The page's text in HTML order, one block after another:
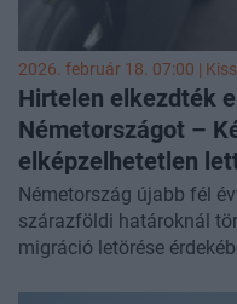
2026. február 18. 07:00 |
Hirtelen elkezdték
Németországot –
elképzelhetetlen
Németország újabb fél
szárazföldi határoknál
migráció letörése